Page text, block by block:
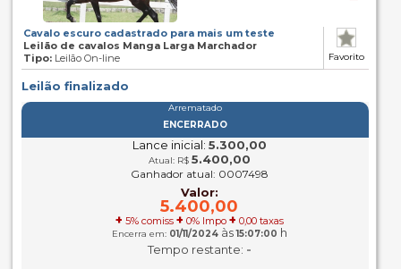
Cavalo escuro cadastrado para mais um teste
Leilão de cavalos Manga Larga Marchador
Tipo:Leilão On-line Favorito
Leilão finalizado
Arrematado
ENCERRADO
Lance inicial: 5.300,00
Atual: R$ 5.400,00
Ganhador atual: 0007498
Valor:
5.400,00
+ 5% comiss + 0% Impo + 0,00 taxas
Encerra em: 01/11/2024às15:07:00 h
Tempo restante: -